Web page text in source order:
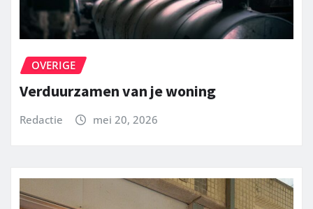
OVERIGE
Verduurzamen van je woning
Redactie mei 20, 2026